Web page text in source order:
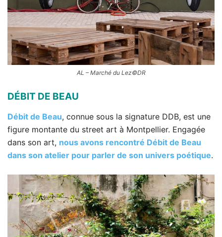
AL – Marché du Lez©DR
DÉBIT DE BEAU
Débit de Beau, connue sous la signature DDB, est une
figure montante du street art à Montpellier. Engagée
dans son art, nous avons rencontré Débit de Beau
dans son atelier pour parler de son univers poétique.